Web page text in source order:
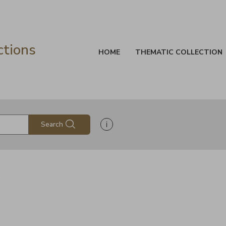
HOME THEMATIC COLLECTION
Search Show search help information